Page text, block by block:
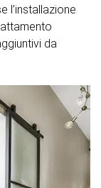
l’installazione
da